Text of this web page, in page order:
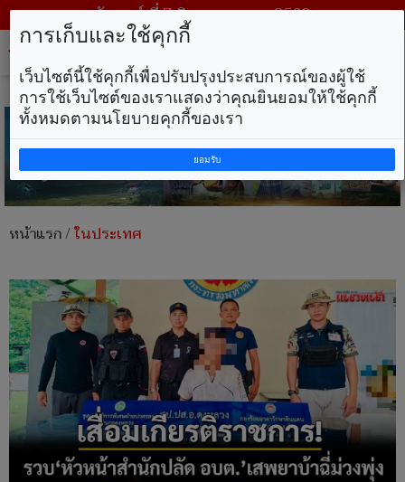
วันศุกร์ ที่ 7 สิงหาคม พ.ศ. 2569
หน้าแรก/ในประเทศ
การเก็บและใช้คุกกี้
เว็บไซต์นี้ใช้คุกกี้เพื่อปรับปรุงประสบการณ์ของผู้ใช้
การใช้เว็บไซต์ของเราแสดงว่าคุณยินยอมให้ใช้คุกกี้
ทั้งหมดตามนโยบายคุกกี้ของเรา
ยอมรับ